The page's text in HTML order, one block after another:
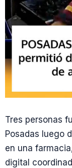
Tres personas
Posadas luego
en una
digital